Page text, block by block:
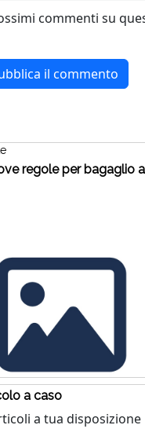
commenti su
regole per bagaglio
a caso
a tua disposizione